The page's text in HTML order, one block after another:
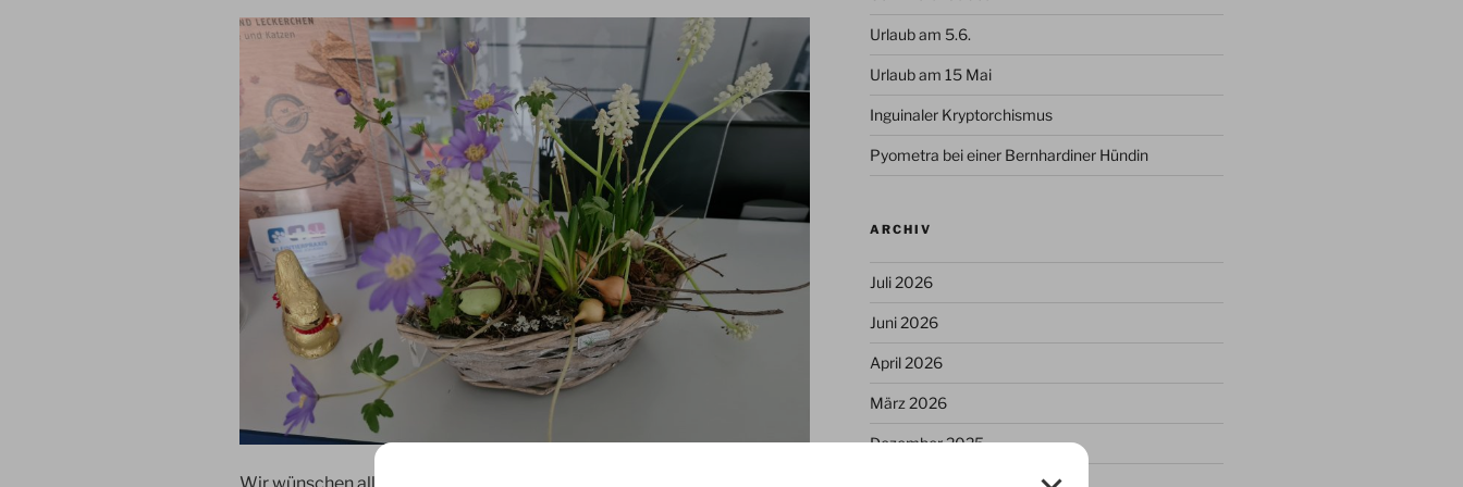
Urlaub am 5.6.
Urlaub am 15 Mai
Inguinaler Kryptorchismus
Pyometra bei einer Bernhardiner Hündin
ARCHIV
Juli 2026
Juni 2026
April 2026
März 2026
Dezember 2025